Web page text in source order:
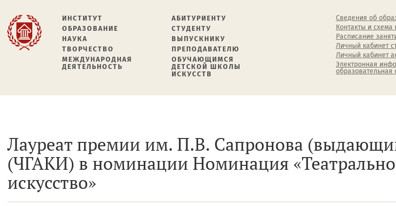
ИНСТИТУТ
ОБРАЗОВАНИЕ
НАУКА
ТВОРЧЕСТВО
МЕЖДУНАРОДНАЯ
ДЕЯТЕЛЬНОСТЬ
АБИТУРИЕНТУ
СТУДЕНТУ
ВЫПУСКНИКУ
ПРЕПОДАВАТЕЛЮ
ОБУЧАЮЩИМСЯ
ДЕТСКОЙ ШКОЛЫ
ИСКУССТВ
Сведения об
Контакты и схема
Расписание
Личный кабинет
Личный кабинет
Электронная
образовательная
Лауреат премии им. П.В. Сапронова
(ЧГАКИ) в номинации Номинация
искусство»